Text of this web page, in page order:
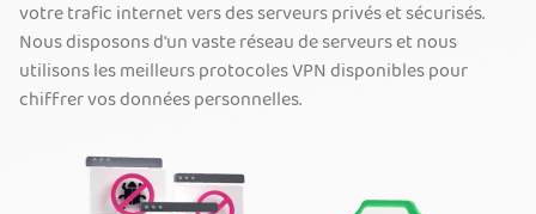
votre trafic internet vers des serveurs privés et sécurisés.
Nous disposons d'un vaste réseau de serveurs et nous
utilisons les meilleurs protocoles VPN disponibles pour
chiffrer vos données personnelles.